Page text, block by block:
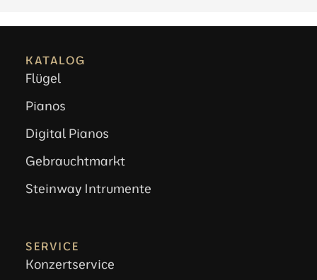
KATALOG
Flügel
Pianos
Digital Pianos
Gebrauchtmarkt
Steinway Intrumente
SERVICE
Konzertservice